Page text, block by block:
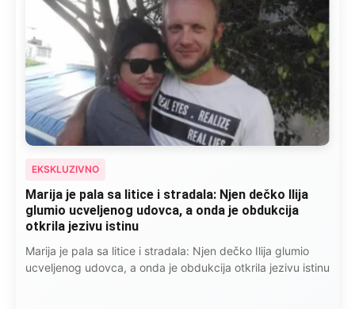
EKSKLUZIVNO
Marija je pala sa litice i stradala: Njen dečko Ilija
glumio ucveljenog udovca, a onda je obdukcija
otkrila jezivu istinu
Marija je pala sa litice i stradala: Njen dečko Ilija glumio
ucveljenog udovca, a onda je obdukcija otkrila jezivu istinu